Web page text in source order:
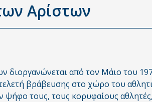
Αρίστων
διοργανώνεται από τον Μάιο του
βράβευσης στο χώρο του
ψήφο τους, τους κορυφαίους